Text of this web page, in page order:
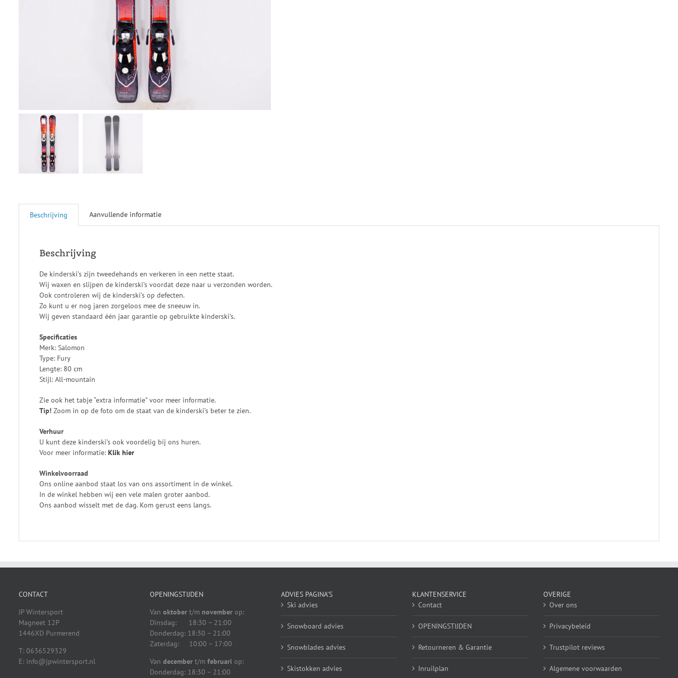
Beschrijving Aanvullende informatie
Beschrijving
De kinderski’s zijn tweedehands en verkeren in een nette staat.
Wij waxen en slijpen de kinderski’s voordat deze naar u verzonden worden.
Ook controleren wij de kinderski’s op defecten.
Zo kunt u er nog jaren zorgeloos mee de sneeuw in.
Wij geven standaard één jaar garantie op gebruikte kinderski’s.
Specificaties
Merk: Salomon
Type: Fury
Lengte: 80 cm
Stijl: All-mountain
Zie ook het tabje “extra informatie” voor meer informatie.
Tip! Zoom in op de foto om de staat van de kinderski’s beter te zien.
Verhuur
U kunt deze kinderski’s ook voordelig bij ons huren.
Voor meer informatie: Klik hier
Winkelvoorraad
Ons online aanbod staat los van ons assortiment in de winkel.
In de winkel hebben wij een vele malen groter aanbod.
Ons aanbod wisselt met de dag. Kom gerust eens langs.
CONTACT
JP Wintersport
Magneet 12P
1446XD Purmerend
T: 0636529329
E: info@jpwintersport.nl
OPENINGSTIJDEN
Van oktober t/m november op:
Dinsdag: 18:30 – 21:00
Donderdag: 18:30 – 21:00
Zaterdag: 10:00 – 17:00
Van december t/m februari op:
Donderdag: 18:30 – 21:00
ADVIES PAGINA’S
Ski advies
Snowboard advies
Snowblades advies
Skistokken advies
KLANTENSERVICE
Contact
OPENINGSTIJDEN
Retourneren & Garantie
Inruilplan
OVERIGE
Over ons
Privacybeleid
Trustpilot reviews
Algemene voorwaarden